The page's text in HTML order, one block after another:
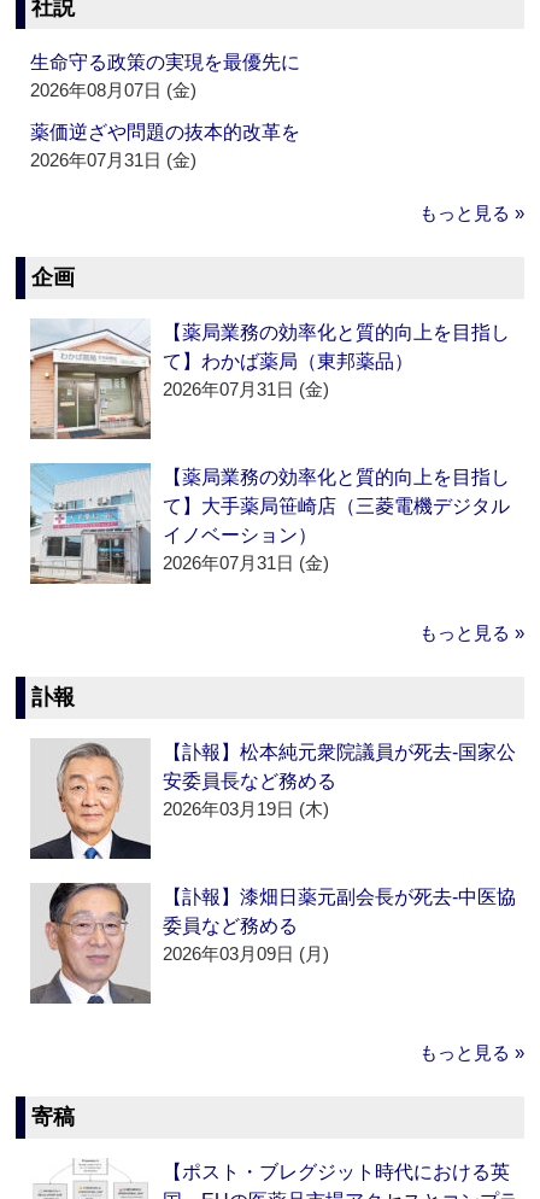
社説
生命守る政策の実現を最優先に
2026年08月07日 (金)
薬価逆ざや問題の抜本的改革を
2026年07月31日 (金)
もっと見る »
企画
【薬局業務の効率化と質的向上を目指し
て】わかば薬局（東邦薬品）
2026年07月31日 (金)
【薬局業務の効率化と質的向上を目指し
て】大手薬局笹崎店（三菱電機デジタル
イノベーション）
2026年07月31日 (金)
もっと見る »
訃報
【訃報】松本純元衆院議員が死去‐国家公
安委員長など務める
2026年03月19日 (木)
【訃報】漆畑日薬元副会長が死去‐中医協
委員など務める
2026年03月09日 (月)
もっと見る »
寄稿
【ポスト・ブレグジット時代における英